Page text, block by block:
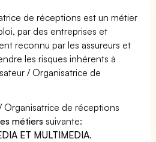
de réceptions est un métier
par des entreprises et
reconnu par les assureurs et
les risques inhérents à
/ Organisatrice de
Organisatrice de réceptions
métiers suivante:
ET MULTIMEDIA.